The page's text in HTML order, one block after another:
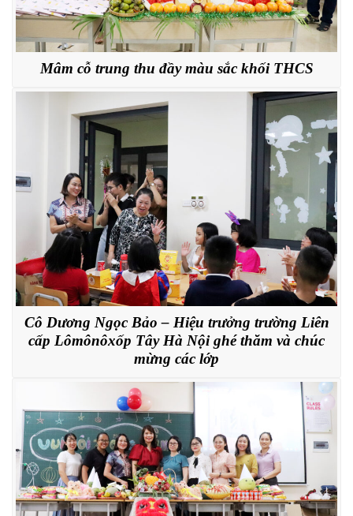
Mâm cỗ trung thu đầy màu sắc khối THCS
Cô Dương Ngọc Bảo – Hiệu trưởng trường Liên
cấp Lômônôxốp Tây Hà Nội ghé thăm và chúc
mừng các lớp